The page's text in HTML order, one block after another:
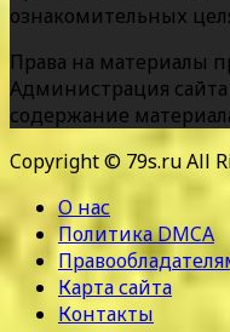
ознакомительных
Права на материалы
Администрация сайта
содержание
Copyright © 79s.ru All
О нас
Политика DMCA
Карта сайта
Контакты